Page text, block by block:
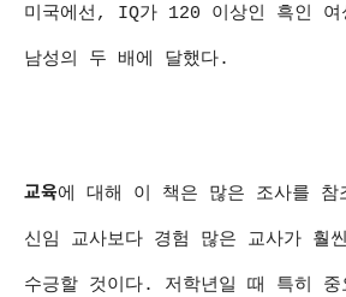
미국에선, IQ가 120 이상인 흑인 여
남성의 두 배에 달했다.
교육에 대해 이 책은 많은 조사를 참
신임 교사보다 경험 많은 교사가 훨
수긍할 것이다. 저학년일 때 특히 중